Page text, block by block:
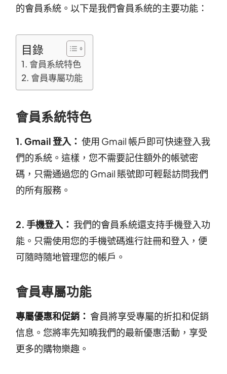
的會員系統。以下是我們會員系統的主要功能：
目錄
會員系統特色
會員專屬功能
會員系統特色
1. Gmail 登入： 使用 Gmail 帳戶即可快速登入我
們的系統。這樣，您不需要記住額外的帳號密
碼，只需通過您的 Gmail 賬號即可輕鬆訪問我們
的所有服務。
2. 手機登入： 我們的會員系統還支持手機登入功
能。只需使用您的手機號碼進行註冊和登入，便
可隨時隨地管理您的帳戶。
會員專屬功能
專屬優惠和促銷： 會員將享受專屬的折扣和促銷
信息。您將率先知曉我們的最新優惠活動，享受
更多的購物樂趣。